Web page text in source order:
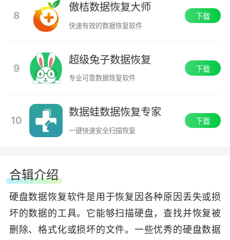
8
傲桔数据恢复大师
快速有效的数据恢复软件
下载
9
超级兔子数据恢复
专业可靠数据恢复软件
下载
10
数据蛙数据恢复专家
一键快速安全扫描恢复
下载
合辑介绍
硬盘数据恢复软件是用于恢复因各种原因丢失或损
坏的数据的工具。它能够扫描硬盘，查找并恢复被
删除、格式化或损坏的文件。一些优秀的硬盘数据